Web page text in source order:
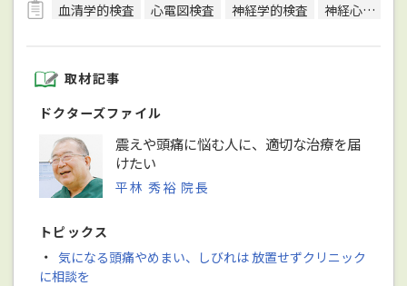
血清学的検査
心電図検査 神経学的検査 神経心理検査（認知症検査）
取材記事
ドクターズファイル
震えや頭痛に悩む人に、適切な治療を届
けたい
平林 秀裕 院長
トピックス
・ 気になる頭痛やめまい、しびれは 放置せずクリニック
に相談を